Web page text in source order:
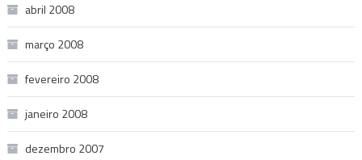
abril 2008
março 2008
fevereiro 2008
janeiro 2008
dezembro 2007